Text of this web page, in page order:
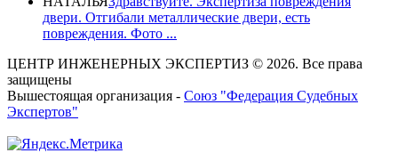
двери. Отгибали металлические двери, есть
повреждения. Фото ...
ЦЕНТР ИНЖЕНЕРНЫХ ЭКСПЕРТИЗ © 2026. Все права
защищены
Вышестоящая организация - Союз "Федерация Судебных
Экспертов"